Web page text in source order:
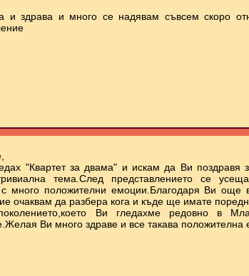
и здрава и много се надявам съвсем скоро
"Квартет за двама" и искам да Ви поздравя
тема.След представлението се
много положителни емоции.Благодаря Ви още
очаквам да разбера кога и къде ще имате
Ви гледахме редовно в
Ви много здраве и все такава положителна